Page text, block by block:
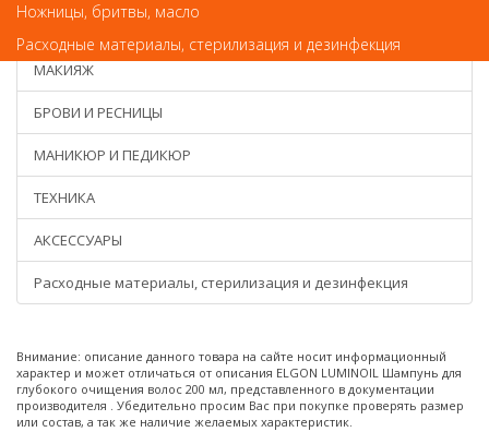
УХОД ЗА КОЖЕЙ
МАКИЯЖ
БРОВИ И РЕСНИЦЫ
МАНИКЮР И ПЕДИКЮР
ТЕХНИКА
АКСЕССУАРЫ
Расходные материалы, стерилизация и дезинфекция
Внимание: описание данного товара на сайте носит информационный
характер и может отличаться от описания ELGON LUMINOIL Шампунь для
глубокого очищения волос 200 мл, представленного в документации
производителя . Убедительно просим Вас при покупке проверять размер
или состав, а так же наличие желаемых характеристик.
Ножницы, бритвы, масло
Расходные материалы, стерилизация и дезинфекция